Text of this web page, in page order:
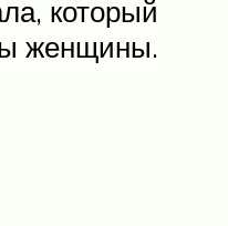
который
женщины.